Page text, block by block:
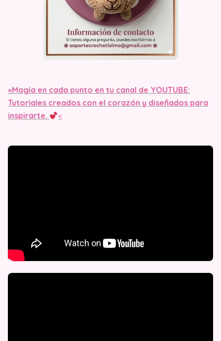
«Magia en cada punto en tu canal de YOUTUBE:
Tutoriales creados con el corazón y diseñados para
inspirarte.
«